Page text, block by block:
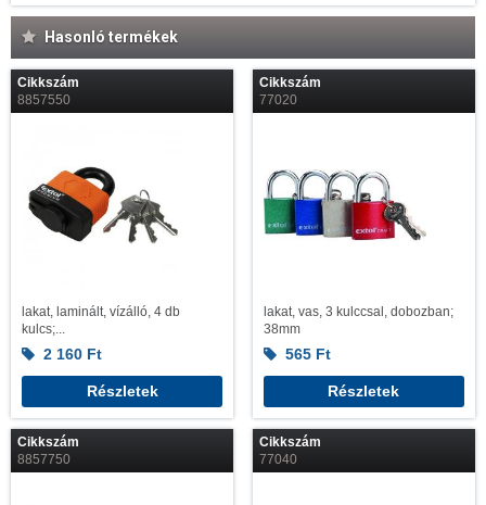
Hasonló termékek
Cikkszám
8857550
lakat, laminált, vízálló, 4 db
kulcs;...
2 160 Ft
Részletek
Cikkszám
77020
lakat, vas, 3 kulccsal, dobozban;
38mm
565 Ft
Részletek
Cikkszám
8857750
Cikkszám
77040